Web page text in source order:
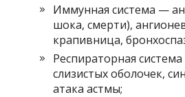
Иммунная система —
шока, смерти),
крапивница,
Респираторная
слизистых оболочек,
атака астмы;